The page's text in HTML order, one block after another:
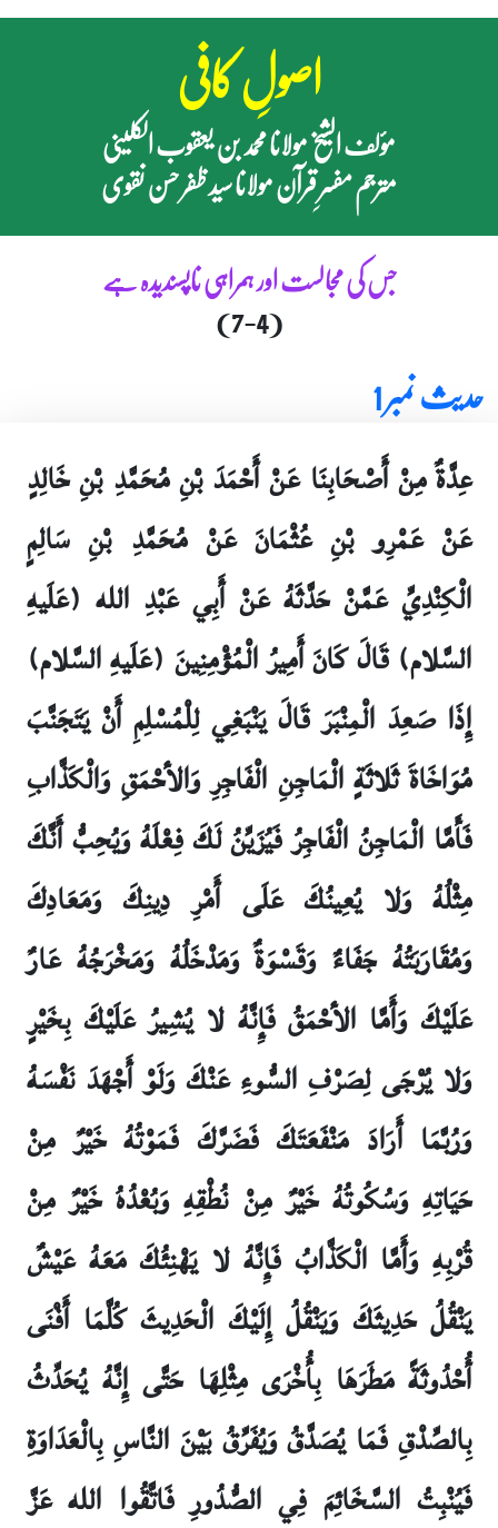
اصولِ کافی
مؤلف الشیخ مولانا محمد بن یعقوب الکلینی
مترجم مفسرِ قرآن مولانا سید ظفر حسن نقوی
جس کی مجالست اور ہمراہی ناپسندیدہ ہے
(7-4)
حدیث نمبر 1
عِدَّةٌ مِنْ أَصْحَابِنَا عَنْ أَحْمَدَ بْنِ مُحَمَّدِ بْنِ خَالِدٍ
عَنْ عَمْرِو بْنِ عُثْمَانَ عَنْ مُحَمَّدِ بْنِ سَالِمٍ
الْكِنْدِيِّ عَمَّنْ حَدَّثَهُ عَنْ أَبِي عَبْدِ الله (عَلَيهِ
السَّلام) قَالَ كَانَ أَمِيرُ الْمُؤْمِنِينَ (عَلَيهِ السَّلام)
إِذَا صَعِدَ الْمِنْبَرَ قَالَ يَنْبَغِي لِلْمُسْلِمِ أَنْ يَتَجَنَّبَ
مُوَاخَاةَ ثَلاثَةٍ الْمَاجِنِ الْفَاجِرِ وَالأحْمَقِ وَالْكَذَّابِ
فَأَمَّا الْمَاجِنُ الْفَاجِرُ فَيُزَيِّنُ لَكَ فِعْلَهُ وَيُحِبُّ أَنَّكَ
مِثْلُهُ وَلا يُعِينُكَ عَلَى أَمْرِ دِينِكَ وَمَعَادِكَ
وَمُقَارَبَتُهُ جَفَاءٌ وَقَسْوَةٌ وَمَدْخَلُهُ وَمَخْرَجُهُ عَارٌ
عَلَيْكَ وَأَمَّا الأحْمَقُ فَإِنَّهُ لا يُشِيرُ عَلَيْكَ بِخَيْرٍ
وَلا يُرْجَى لِصَرْفِ السُّوءِ عَنْكَ وَلَوْ أَجْهَدَ نَفْسَهُ
وَرُبَّمَا أَرَادَ مَنْفَعَتَكَ فَضَرَّكَ فَمَوْتُهُ خَيْرٌ مِنْ
حَيَاتِهِ وَسُكُوتُهُ خَيْرٌ مِنْ نُطْقِهِ وَبُعْدُهُ خَيْرٌ مِنْ
قُرْبِهِ وَأَمَّا الْكَذَّابُ فَإِنَّهُ لا يَهْنِئُكَ مَعَهُ عَيْشٌ
يَنْقُلُ حَدِيثَكَ وَيَنْقُلُ إِلَيْكَ الْحَدِيثَ كُلَّمَا أَفْنَى
أُحْدُوثَةً مَطَرَهَا بِأُخْرَى مِثْلِهَا حَتَّى إِنَّهُ يُحَدِّثُ
بِالصِّدْقِ فَمَا يُصَدَّقُ وَيُفَرِّقُ بَيْنَ النَّاسِ بِالْعَدَاوَةِ
فَيُنْبِتُ السَّخَائِمَ فِي الصُّدُورِ فَاتَّقُوا الله عَزَّ